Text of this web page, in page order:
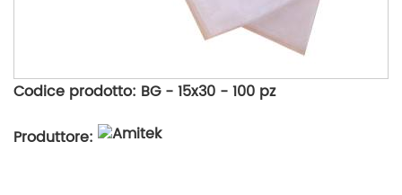
Codice prodotto: BG - 15x30 - 100 pz
Produttore: